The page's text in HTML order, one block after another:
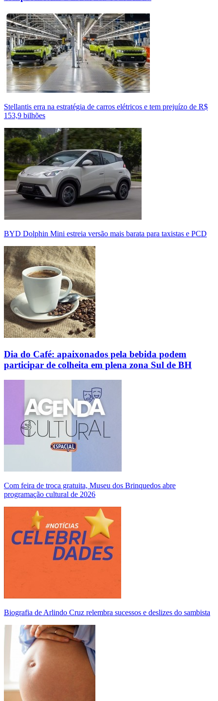
Stellantis erra na estratégia de carros elétricos e tem prejuízo de R$
153,9 bilhões
BYD Dolphin Mini estreia versão mais barata para taxistas e PCD
Dia do Café: apaixonados pela bebida podem
participar de colheita em plena zona Sul de BH
Com feira de troca gratuita, Museu dos Brinquedos abre
programação cultural de 2026
Biografia de Arlindo Cruz relembra sucessos e deslizes do sambista